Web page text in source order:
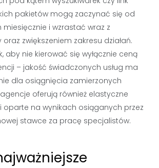
pakietów mogą zaczynać się od
miesięcznie i wzrastać wraz z
zwiększeniem zakresu działań.
aby nie kierować się wyłącznie ceną
– jakość świadczonych usług ma
dla osiągnięcia zamierzonych
oferują również elastyczne
oparte na wynikach osiąganych przez
stawce za pracę specjalistów.